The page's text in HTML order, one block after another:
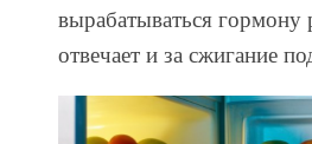
вырабатываться гормону
отвечает и за сжигание